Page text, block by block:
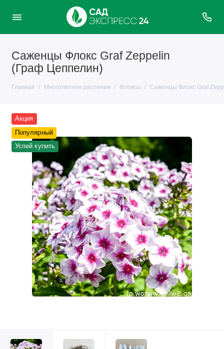
Саженцы Флокс Graf Zeppelin
(Граф Цеппелин)
Главная Многолетние растения Флоксы Саженцы Флокс Graf
Акция
Популярный
Успей купить